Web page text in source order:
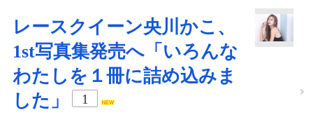
レースクイーン央川かこ、
1st写真集発売へ「いろんな
わたしを１冊に詰め込みま
した」
1